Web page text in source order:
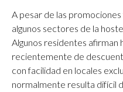
A pesar de las
algunos sectores de la
Algunos residentes afirman
recientemente de
con facilidad en locales
normalmente resulta difícil